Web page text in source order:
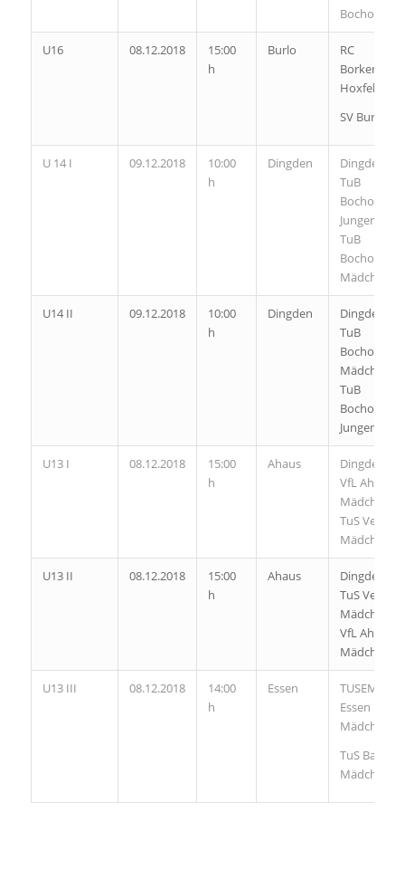
Bocholt
U16 08.12.2018
15:00
h
Burlo
RC
Borken-
Hoxfeld II
SV Burlo
U 14 I 09.12.2018
10:00
h
Dingden
Dingden II
TuB
Bocholt
Jungen
TuB
Bocholt
Mädchen
U14 II 09.12.2018
10:00
h
Dingden
Dingden I
TuB
Bocholt
Mädchen
TuB
Bocholt
Jungen
U13 I 08.12.2018
15:00
h
Ahaus
Dingden II
VfL Ahaus
Mädchen
TuS Velen
Mädchen
U13 II 08.12.2018
15:00
h
Ahaus
Dingden I
TuS Velen
Mädchen
VfL Ahaus
Mädchen
U13 III 08.12.2018
14:00
h
Essen
TUSEM
Essen
Mädchen
TuS Baerl
Mädchen